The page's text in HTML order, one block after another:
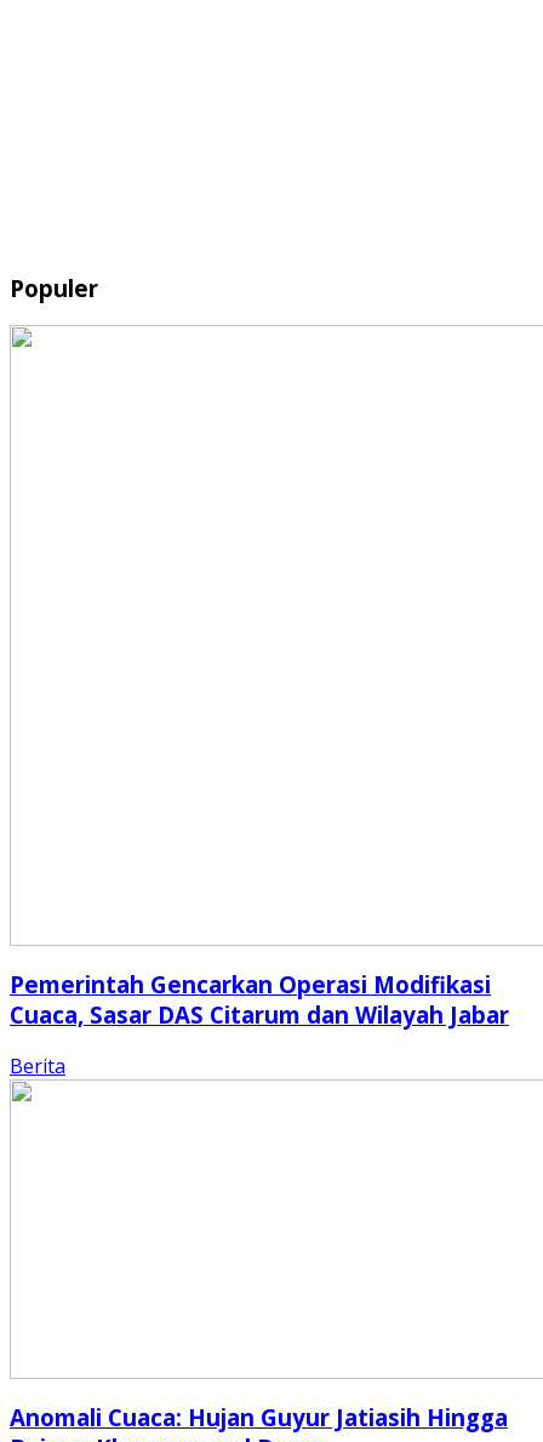
Populer
Pemerintah Gencarkan Operasi Modifikasi
Cuaca, Sasar DAS Citarum dan Wilayah Jabar
Berita
Anomali Cuaca: Hujan Guyur Jatiasih Hingga